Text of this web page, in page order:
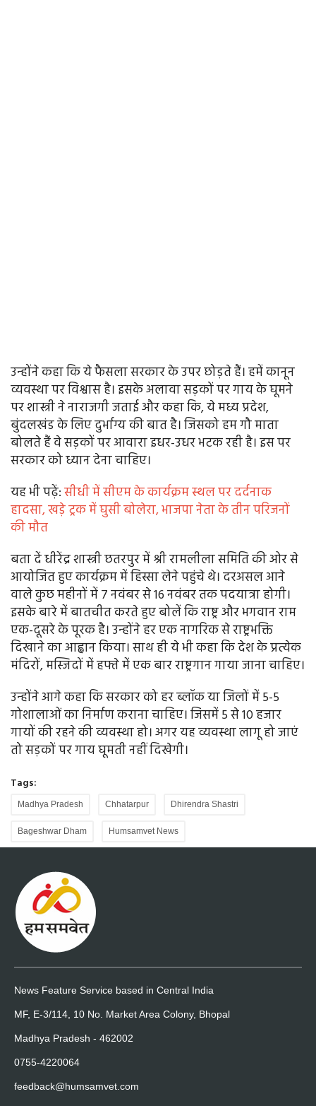
उन्होंने कहा कि ये फैसला सरकार के उपर छोड़ते हैं। हमें कानून
व्यवस्था पर विश्वास है। इसके अलावा सड़कों पर गाय के घूमने
पर शास्त्री ने नाराजगी जताई और कहा कि, ये मध्य प्रदेश,
बुंदलखंड के लिए दुर्भाग्य की बात है। जिसको हम गौ माता
बोलते हैं वे सड़कों पर आवारा इधर-उधर भटक रही है। इस पर
सरकार को ध्यान देना चाहिए।
यह भी पढ़ें:सीधी में सीएम के कार्यक्रम स्थल पर दर्दनाक
हादसा, खड़े ट्रक में घुसी बोलेरा, भाजपा नेता के तीन परिजनों
की मौत
बता दें धीरेंद्र शास्त्री छतरपुर में श्री रामलीला समिति की ओर से
आयोजित हुए कार्यक्रम में हिस्सा लेने पहुंचे थे। दरअसल आने
वाले कुछ महीनों में 7 नवंबर से 16 नवंबर तक पदयात्रा होगी।
इसके बारे में बातचीत करते हुए बोलें कि राष्ट्र और भगवान राम
एक-दूसरे के पूरक है। उन्होंने हर एक नागरिक से राष्ट्रभक्ति
दिखाने का आह्वान किया। साथ ही ये भी कहा कि देश के प्रत्येक
मंदिरों, मस्जिदों में हफ्ते में एक बार राष्ट्रगान गाया जाना चाहिए।
उन्होंने आगे कहा कि सरकार को हर ब्लॉक या जिलों में 5-5
गोशालाओं का निर्माण कराना चाहिए। जिसमें 5 से 10 हजार
गायों की रहने की व्यवस्था हो। अगर यह व्यवस्था लागू हो जाएं
तो सड़कों पर गाय घूमती नहीं दिखेगी।
Tags:
Madhya Pradesh Chhatarpur Dhirendra Shastri
Bageshwar Dham Humsamvet News
News Feature Service based in Central India
MF, E-3/114, 10 No. Market Area Colony, Bhopal
Madhya Pradesh - 462002
0755-4220064
feedback@humsamvet.com